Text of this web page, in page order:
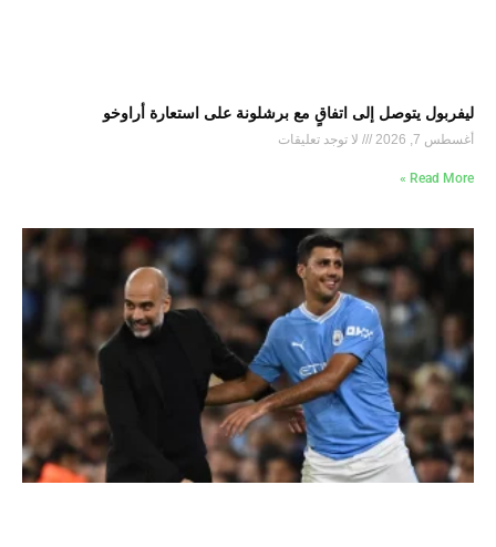
ليفربول يتوصل إلى اتفاقٍ مع برشلونة على استعارة أراوخو
أغسطس 7, 2026 لا توجد تعليقات
Read More »